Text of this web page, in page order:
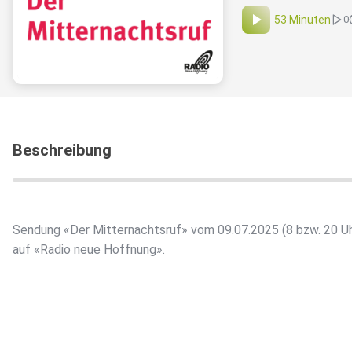
53 Minuten 0
Beschreibung
Sendung «Der Mitternachtsruf» vom 09.07.2025 (8 bzw. 20
auf «Radio neue Hoffnung».